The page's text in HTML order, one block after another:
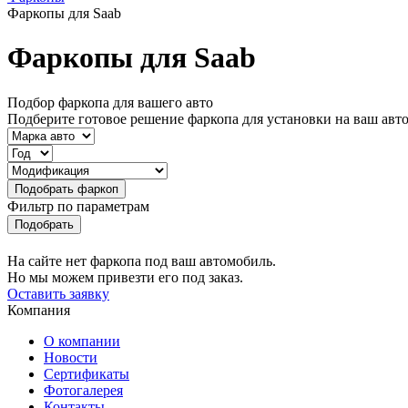
Фаркопы для Saab
Фаркопы для Saab
Подбор фаркопа для вашего авто
Подберите готовое решение фаркопа для установки на ваш
Фильтр по параметрам
На сайте нет фаркопа под ваш автомобиль.
Но мы можем привезти его под заказ.
Оставить заявку
Компания
О компании
Новости
Сертификаты
Фотогалерея